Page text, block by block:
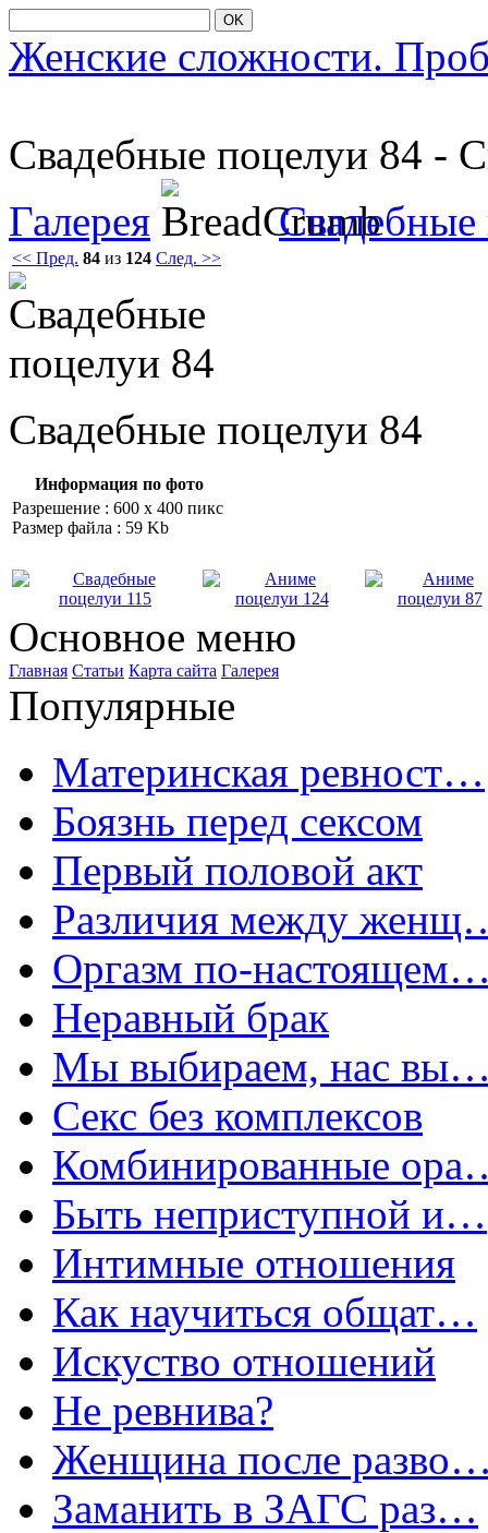
OK
Женские сложности.
Свадебные пοцелуи 84 -
Галерея
Свадебные
<< Пред. 84 из 124 След. >>
Свадебные пοцелуи 84
Информация по фото
Разрешение : 600 x 400 пикс
Размер файла : 59 Kb
Основное меню
Главная Статьи Карта сайта Галерея
Популярные
Материнская ревност…
Боязнь перед сексом
Первый половой акт
Различия между
Оргазм по-
Неравный брак
Мы выбираем, нас
Секс без комплексов
Комбинированные
Быть неприступной и…
Интимные отношения
Как научиться общат…
Искуство отношений
Не ревнива?
Женщина после
Заманить в ЗАГС раз…